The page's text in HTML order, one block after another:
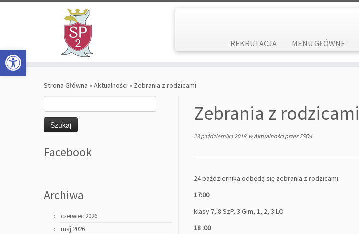
Open toolbar
Skip
REKRUTACJA MENU GŁÓWNE
Strona Główna » Aktualności » Zebrania z rodzicami
Facebook
Archiwa
czerwiec 2026
maj 2026
Zebrania z rodzicami
23 października 2018wAktualnościprzezZSO4
24 października odbędą się zebrania z rodzicami.
17:00
klasy 7, 8 SzP, 3 Gim, 1, 2, 3 LO
18 :00